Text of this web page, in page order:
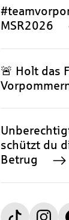
MSR2026
🚨 Holt das
schützt du
Betrug